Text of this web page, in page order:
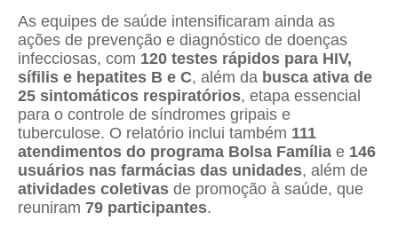
As equipes de saúde intensificaram ainda as
ações de prevenção e diagnóstico de doenças
infecciosas, com 120 testes rápidos para HIV,
sífilis e hepatites B e C, além da busca ativa de
25 sintomáticos respiratórios, etapa essencial
para o controle de síndromes gripais e
tuberculose. O relatório inclui também 111
atendimentos do programa Bolsa Família e 146
usuários nas farmácias das unidades, além de
atividades coletivas de promoção à saúde, que
reuniram 79 participantes.